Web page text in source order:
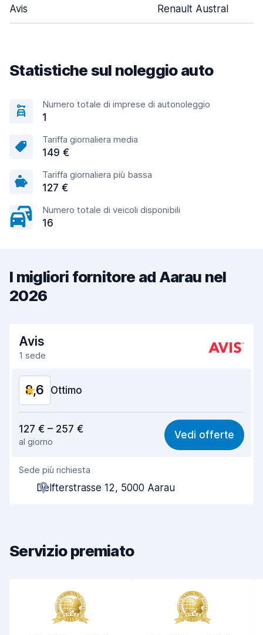
Avis Renault Austral
Statistiche sul noleggio auto
Numero totale di imprese di autonoleggio
1
Tariffa giornaliera media
149 €
Tariffa giornaliera più bassa
127 €
Numero totale di veicoli disponibili
16
I migliori fornitore ad Aarau nel
2026
Avis
1 sede
8,6 Ottimo
8,4
Facile da trovare 8,2
Gentilezza degli agenti
Rapidità del ritiro
Pulizia del veicolo
127 € – 257 €
al giorno
Vedi offerte
Sede più richiesta
Delfterstrasse 12, 5000 Aarau
Servizio premiato